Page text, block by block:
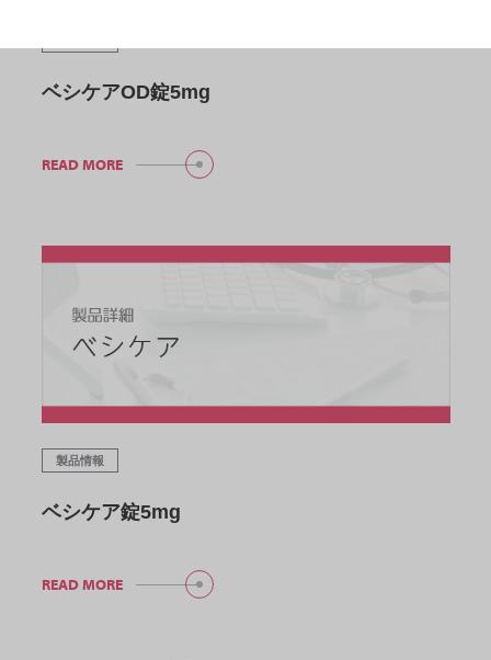
ベシケアOD錠5mg
READ MORE
製品情報
ベシケア錠5mg
READ MORE